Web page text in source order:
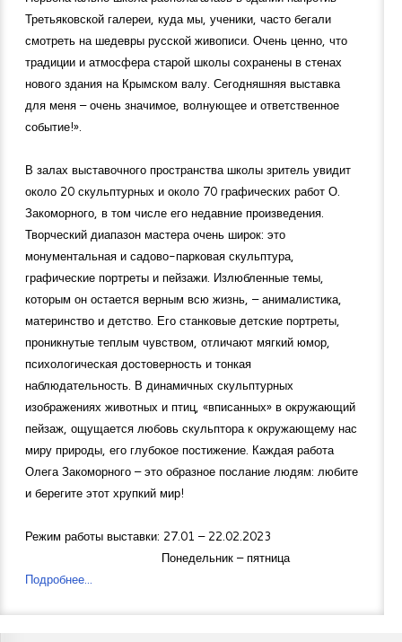
Третьяковской галереи, куда мы, ученики, часто бегали
смотреть на шедевры русской живописи. Очень ценно, что
традиции и атмосфера старой школы сохранены в стенах
нового здания на Крымском валу. Сегодняшняя выставка
для меня – очень значимое, волнующее и ответственное
событие!».
В залах выставочного пространства школы зритель увидит
около 20 скульптурных и около 70 графических работ О.
Закоморного, в том числе его недавние произведения.
Творческий диапазон мастера очень широк: это
монументальная и садово-парковая скульптура,
графические портреты и пейзажи. Излюбленные темы,
которым он остается верным всю жизнь, – анималистика,
материнство и детство. Его станковые детские портреты,
проникнутые теплым чувством, отличают мягкий юмор,
психологическая достоверность и тонкая
наблюдательность. В динамичных скульптурных
изображениях животных и птиц, «вписанных» в окружающий
пейзаж, ощущается любовь скульптора к окружающему нас
миру природы, его глубокое постижение. Каждая работа
Олега Закоморного – это образное послание людям: любите
и берегите этот хрупкий мир!
Режим работы выставки: 27.01 – 22.02.2023
Понедельник – пятница
Подробнее...